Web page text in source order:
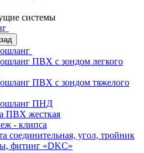
системы
ПВХ с зондом легкого
ПВХ с зондом тяжелого
ПНД
ПВХ жесткая
- клипса
соединительная, угол, тройник
фитинг «DKC»